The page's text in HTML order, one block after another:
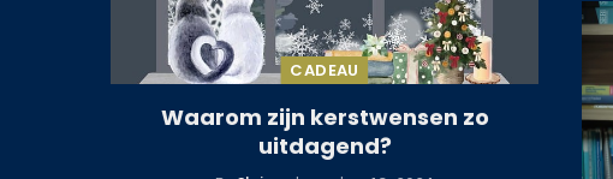
CADEAU
Waarom zijn kerstwensen zo
uitdagend?